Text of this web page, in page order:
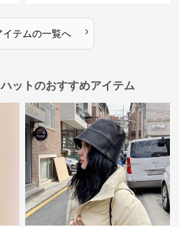
イテムの一覧へ ›
ットのおすすめアイテム